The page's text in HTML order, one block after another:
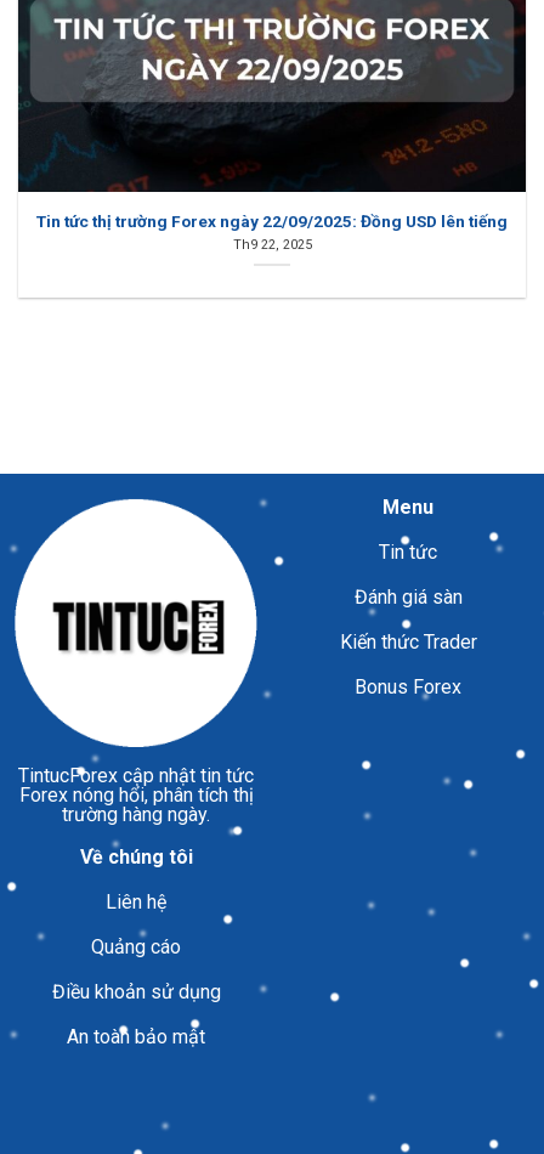
Tin tức thị trường Forex ngày 22/09/2025: Đồng USD lên tiếng
Th9 22, 2025
TintucForex cập nhật tin tức
Forex nóng hổi, phân tích thị
trường hàng ngày.
Menu
Tin tức
Đánh giá sàn
Kiến thức Trader
Bonus Forex
Về chúng tôi
Liên hệ
Quảng cáo
Điều khoản sử dụng
An toàn bảo mật